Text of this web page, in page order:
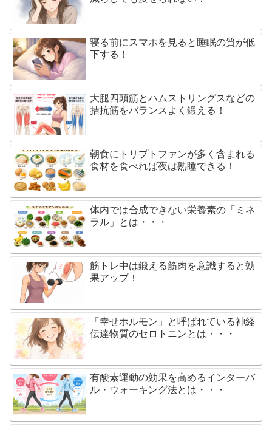
寝る前にスマホを見ると睡眠の質が低
下する！
大腿四頭筋とハムストリングスなどの
拮抗筋をバランスよく鍛える！
朝食にトリプトファンが多く含まれる
食材を食べれば夜は熟睡できる！
体内では合成できない栄養素の「ミネ
ラル」とは・・・
筋トレ中は鍛える筋肉を意識すると効
果アップ！
「幸せホルモン」と呼ばれている神経
伝達物質のセロトニンとは・・・
有酸素運動の効果を高めるインターバ
ル・ウォーキング法とは・・・